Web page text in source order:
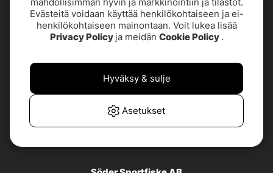
Käyttöehdot Saavutettavuusseloste
Evästeitä voidaan käyttää henkilökohtaiseen ja ei-
henkilökohtaiseen mainontaan. Voit lukea lisää
Privacy Policy ja meidän Cookie Policy .
Asetukset
Hyväksy & sulje